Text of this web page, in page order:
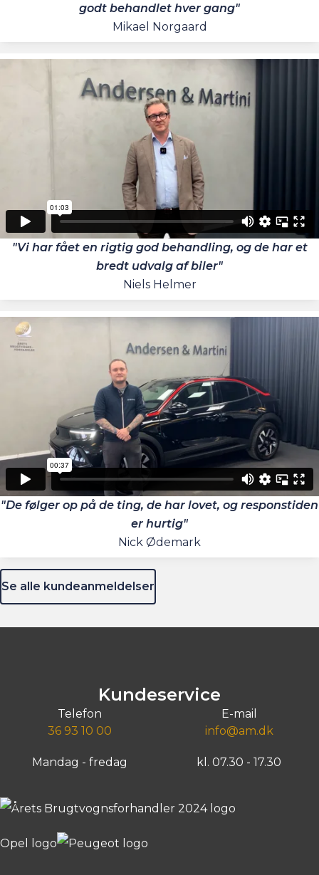
godt behandlet hver gang"
Mikael Norgaard
"Vi har fået en rigtig god behandling, og de har et
bredt udvalg af biler"
Niels Helmer
"De følger op på de ting, de har lovet, og responstiden
er hurtig"
Nick Ødemark
Se alle kundeanmeldelser
Kundeservice
Telefon
36 93 10 00
E-mail
info@am.dk
Mandag - fredag kl. 07.30 - 17.30